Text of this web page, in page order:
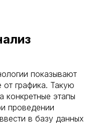
показывают
графика. Такую
конкретные этапы
проведении
в базу данных